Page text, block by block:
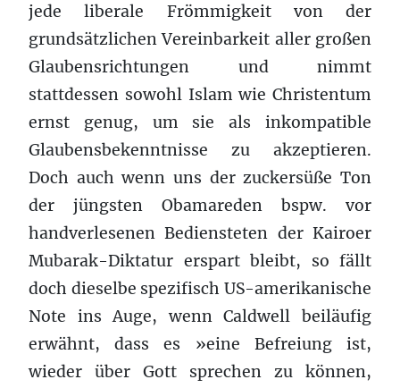
jede liberale Frömmigkeit von der
grundsätzlichen Vereinbarkeit aller großen
Glaubensrichtungen und nimmt
stattdessen sowohl Islam wie Christentum
ernst genug, um sie als inkompatible
Glaubensbekenntnisse zu akzeptieren.
Doch auch wenn uns der zuckersüße Ton
der jüngsten Obamareden bspw. vor
handverlesenen Bediensteten der Kairoer
Mubarak-Diktatur erspart bleibt, so fällt
doch dieselbe spezifisch US-amerikanische
Note ins Auge, wenn Caldwell beiläufig
erwähnt, dass es »eine Befreiung ist,
wieder über Gott sprechen zu können,